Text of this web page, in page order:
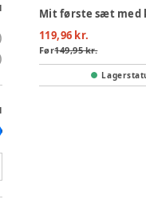
119,96 kr.
Før149,95 kr.